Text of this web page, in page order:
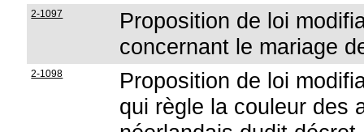
2-1097
Proposition de loi
concernant le mariage
2-1098
Proposition de loi
qui règle la couleur des